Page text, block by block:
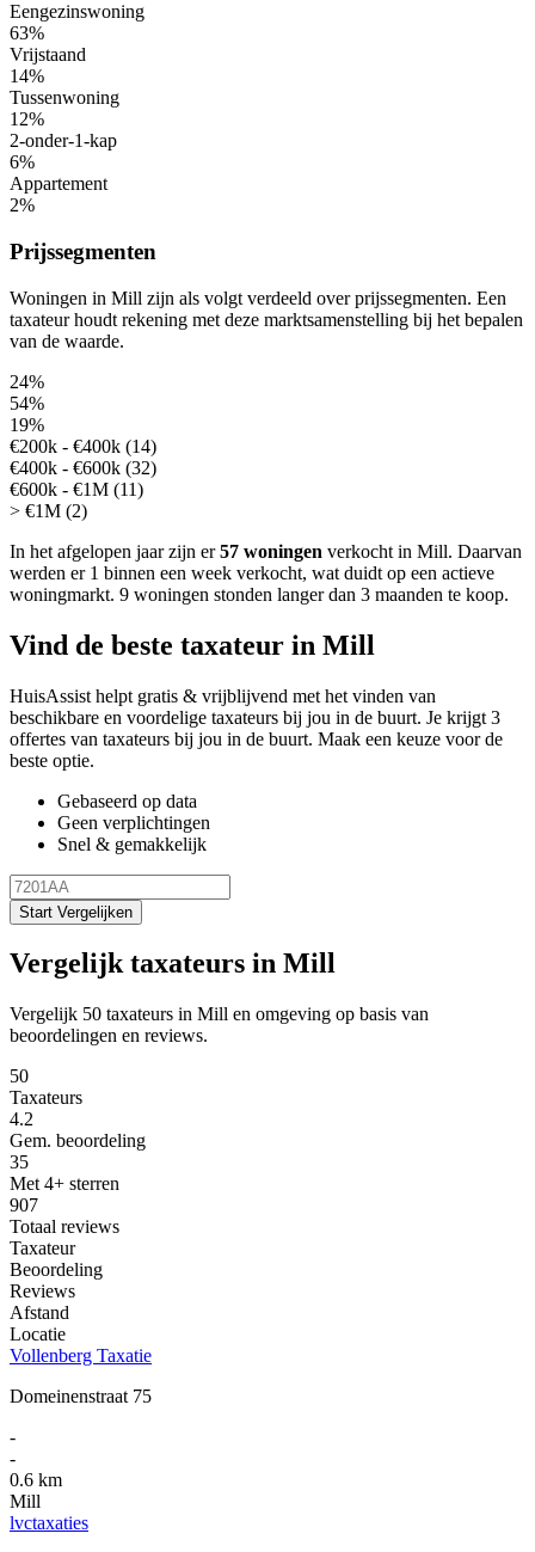
Eengezinswoning
63%
Vrijstaand
14%
Tussenwoning
12%
2-onder-1-kap
6%
Appartement
2%
Prijssegmenten
Woningen in Mill zijn als volgt verdeeld over prijssegmenten. Een
taxateur houdt rekening met deze marktsamenstelling bij het bepalen
van de waarde.
24%
54%
19%
€200k - €400k (14)
€400k - €600k (32)
€600k - €1M (11)
> €1M (2)
In het afgelopen jaar zijn er57 woningen verkocht in Mill. Daarvan
werden er 1 binnen een week verkocht, wat duidt op een actieve
woningmarkt. 9 woningen stonden langer dan 3 maanden te koop.
Vind de beste taxateur in Mill
HuisAssist helpt gratis & vrijblijvend met het vinden van
beschikbare en voordelige taxateurs bij jou in de buurt. Je krijgt 3
offertes van taxateurs bij jou in de buurt. Maak een keuze voor de
beste optie.
Gebaseerd op data
Geen verplichtingen
Snel & gemakkelijk
Start Vergelijken
Vergelijk taxateurs in Mill
Vergelijk 50 taxateurs in Mill en omgeving op basis van
beoordelingen en reviews.
50
Taxateurs
4.2
Gem. beoordeling
35
Met 4+ sterren
907
Totaal reviews
Taxateur
Beoordeling
Reviews
Afstand
Locatie
Vollenberg Taxatie
Domeinenstraat 75
-
-
0.6 km
Mill
lvctaxaties